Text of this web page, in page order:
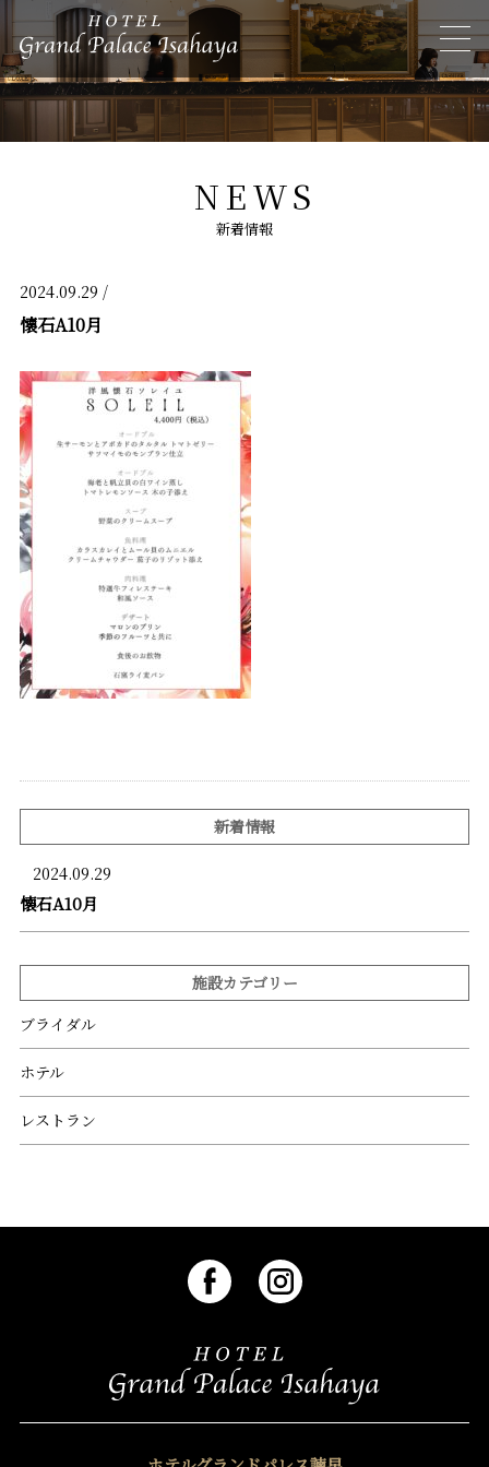
NEWS
新着情報
2024.09.29 /
懐石A10月
新着情報
2024.09.29
懐石A10月
施設カテゴリー
ブライダル
ホテル
レストラン